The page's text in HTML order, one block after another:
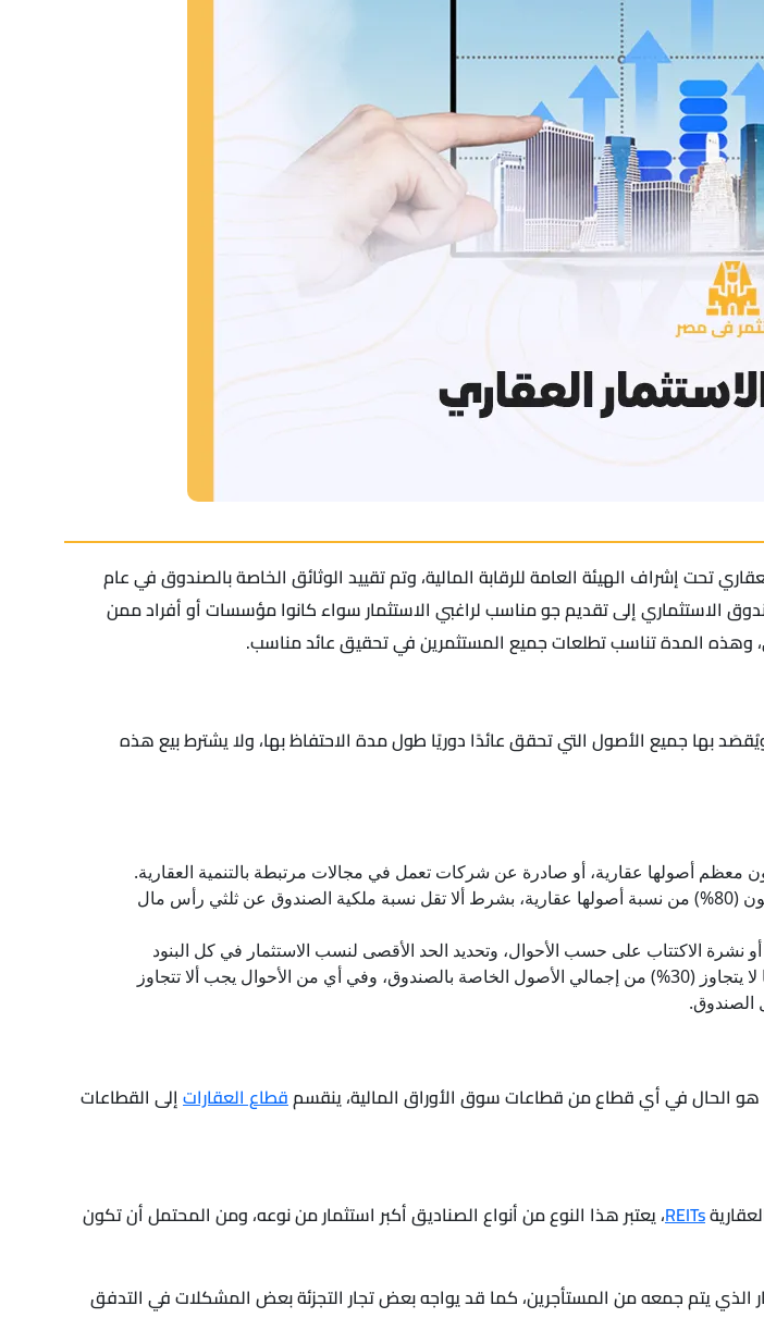
تحت إشراف الهيئة العامة للرقابة المالية، وتم تقييد الوثائق الخاصة بالصندوق في عام
الاستثماري إلى تقديم جو مناسب لراغبي الاستثمار سواء كانوا مؤسسات أو أفراد ممن
وهذه المدة تناسب تطلعات جميع المستثمرين في تحقيق عائد مناسب.
عن 70ِ% من إجمالي أصول الصندوق، ويُقصَد بها جميع الأصول التي تحقق عائدًا دوريًا طول مدة الاحتفاظ بها، ولا يشترط بيع هذه
أصولها عقارية، أو صادرة عن شركات تعمل في مجالات مرتبطة بالتنمية العقارية.
أصول لأسهم الشركات المصرية غير المقيدة في بورصات الأوراق المالية المصرية وتكون (80%) من نسبة أصولها عقارية، بشرط ألا تقل نسبة ملكية الصندوق عن ثلثي رأس مال
نشرة الاكتتاب على حسب الأحوال، وتحديد الحد الأقصى لنسب الاستثمار في كل البنود
السابقة، ويكون استثمار هذا الصندوق في أذون الخزانة أو الودائع التي تحت الطلب، بما لا يتجاوز (30%) من إجمالي الأصول الخاصة بالصندوق، وفي أي من الأحوال يجب ألا تتجاوز
هو الحال في أي قطاع من قطاعات سوق الأوراق المالية، ينقسمقطاع العقاراتإلى القطاعات
REITs، يعتبر هذا النوع من أنواع الصناديق أكبر استثمار من نوعه، ومن المحتمل أن تكون
الذي يتم جمعه من المستأجرين، كما قد يواجه بعض تجار التجزئة بعض المشكلات في التدفق